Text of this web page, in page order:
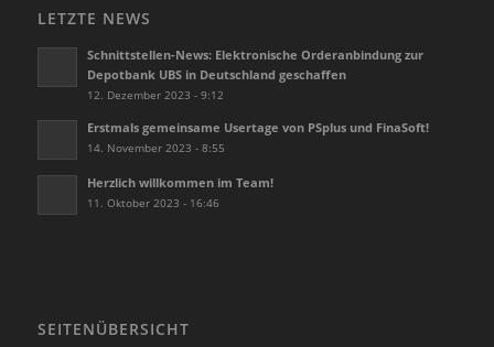
LETZTE NEWS
Schnittstellen-News: Elektronische Orderanbindung zur
Depotbank UBS in Deutschland geschaffen
12. Dezember 2023 - 9:12
Erstmals gemeinsame Usertage von PSplus und FinaSoft!
14. November 2023 - 8:55
Herzlich willkommen im Team!
11. Oktober 2023 - 16:46
SEITENÜBERSICHT